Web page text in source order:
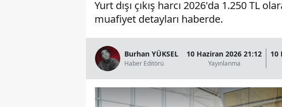
Yurt dışı çıkış harcı 2026'da 1.250 TL
muafiyet detayları haberde.
Burhan YÜKSEL
Haber Editörü
10 Haziran 2026 21:12
Yayınlanma
10